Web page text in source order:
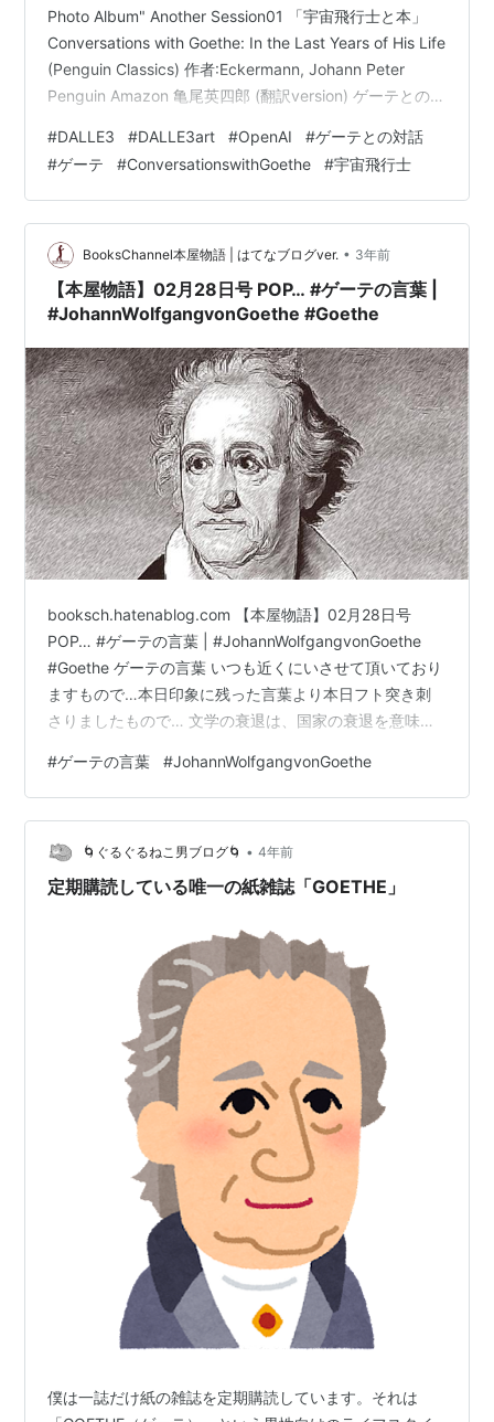
Photo Album" Another Session01 「宇宙飛行士と本」
Conversations with Goethe: In the Last Years of His Life
(Penguin Classics) 作者:Eckermann, Johann Peter
Penguin Amazon 亀尾英四郎 (翻訳version) ゲーテとの対
ーテ,エッカーマン 古典教養文庫 Amazon 私のやりたい
AI画像の世界は上のような世…
#DALLE3 #DALLE3art #OpenAI #ゲーテとの対話
#ゲーテ #ConversationswithGoethe #宇宙飛行士
BooksChannel本屋物語 | はてなブログver. • 3年前
【本屋物語】02月28日号 POP… #ゲーテの言葉 |
#JohannWolfgangvonGoethe #Goethe
booksch.hatenablog.com 【本屋物語】02月28日号
POP… #ゲーテの言葉 | #JohannWolfgangvonGoethe
#Goethe ゲーテの言葉 いつも近くにいさせて頂いており
ますもので…本日印象に残った言葉より本日フト突き刺
さりましたもので… 文学の衰退は、国家の衰退を意味す
nation. 今日のPOP で、上の言葉をPOPにするワケには
いきませんで、…本日店内に貼らせて頂いたPOPもゲー
テの言葉でした。 明日から2023年3月ですね。3月もお
付…
#ゲーテの言葉 #JohannWolfgangvonGoethe
🌀ぐるぐるねこ男ブログ🌀 • 4年前
定期購読している唯一の紙雑誌「GOETHE」
僕は一誌だけ紙の雑誌を定期購読しています。それは